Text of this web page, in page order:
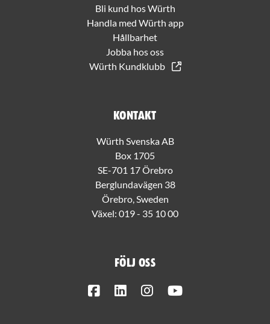
Bli kund hos Würth
Handla med Würth app
Hållbarhet
Jobba hos oss
Würth Kundklubb
Kontakt
Würth Svenska AB
Box 1705
SE-701 17 Örebro
Berglundavägen 38
Örebro, Sweden
Växel: 019 - 35 10 00
Följ oss
FacebookLinkedInInstagram